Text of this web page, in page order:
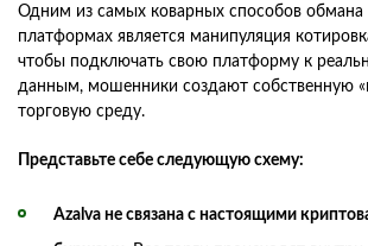
Одним из самых коварных способов
платформах является манипуляция
чтобы подключать свою платформу к
данным, мошенники создают собственную
торговую среду.
Представьте себе следующую схему:
Azalva не связана с настоящими